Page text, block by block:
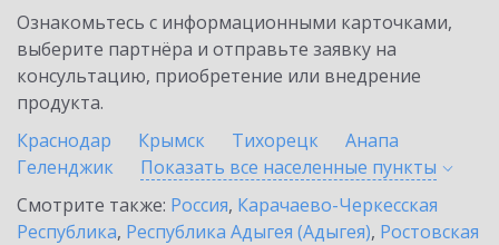
Ознакомьтесь с информационными карточками,
выберите партнёра и отправьте заявку на
консультацию, приобретение или внедрение
продукта.
Краснодар
Крымск Тихорецк
Анапа
Геленджик
Показать все населенные пункты
Смотрите также: Россия, Карачаево-Черкесская
Республика, Республика Адыгея (Адыгея), Ростовская